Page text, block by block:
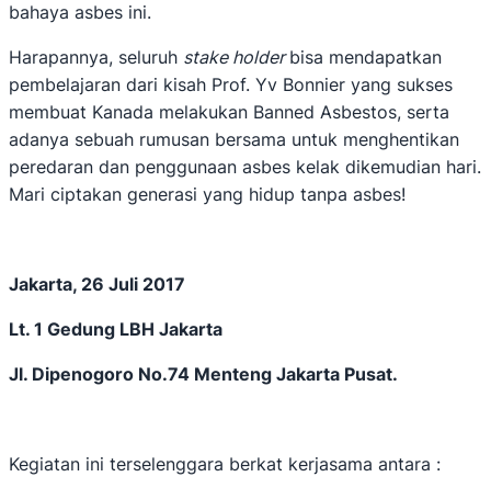
bahaya asbes ini.
Harapannya, seluruh stake holderbisa mendapatkan
pembelajaran dari kisah Prof. Yv Bonnier yang sukses
membuat Kanada melakukan Banned Asbestos, serta
adanya sebuah rumusan bersama untuk menghentikan
peredaran dan penggunaan asbes kelak dikemudian hari.
Mari ciptakan generasi yang hidup tanpa asbes!
Jakarta, 26 Juli 2017
Lt. 1 Gedung LBH Jakarta
Jl. Dipenogoro No.74 Menteng Jakarta Pusat.
Kegiatan ini terselenggara berkat kerjasama antara :